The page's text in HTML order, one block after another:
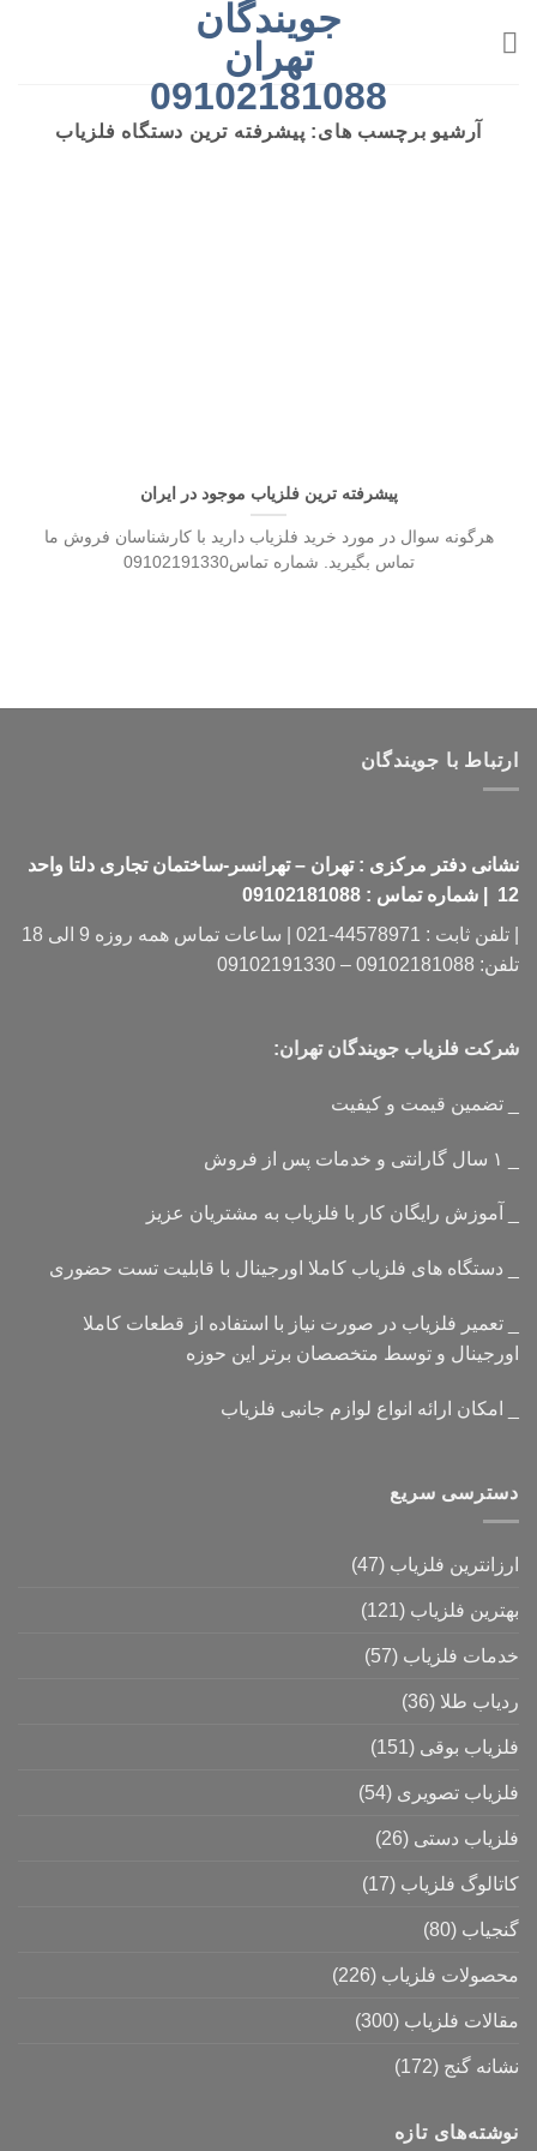
جویندگان
تهران
09102181088
آرشیو برچسب های: پیشرفته ترین دستگاه فلزیاب
پیشرفته ترین فلزیاب موجود در ایران
هرگونه سوال در مورد خرید فلزیاب دارید با کارشناسان فروش ما
تماس بگیرید. شماره تماس09102191330
ارتباط با جویندگان
نشانی دفتر مرکزی : تهران – تهرانسر-ساختمان تجاری دلتا واحد
12 | شماره تماس : 09102181088
| تلفن ثابت : 44578971-021 | ساعات تماس همه روزه 9 الی 18
تلفن: 09102181088 – 09102191330
شرکت فلزیاب جویندگان تهران:
_ تضمین قیمت و کیفیت
_ آموزش رایگان کار با فلزیاب به مشتریان عزیز
_ دستگاه های فلزیاب کاملا اورجینال با قابلیت تست حضوری
_ تعمیر فلزیاب در صورت نیاز با استفاده از قطعات کاملا
اورجینال و توسط متخصصان برتر این حوزه
_ امکان ارائه انواع لوازم جانبی فلزیاب
دسترسی سریع
ارزانترین فلزیاب (47)
بهترین فلزیاب (121)
خدمات فلزیاب (57)
ردیاب طلا (36)
فلزیاب بوقی (151)
فلزیاب تصویری (54)
فلزیاب دستی (26)
کاتالوگ فلزیاب (17)
گنجیاب (80)
محصولات فلزیاب (226)
مقالات فلزیاب (300)
نشانه گنج (172)
نوشته‌های تازه